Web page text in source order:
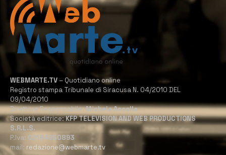
WEBMARTE.TV – Quotidiano online
Registro stampa Tribunale di Siracusa N. 04/2010 DEL
09/04/2010
Direttore Responsabile:Michele Accolla
Società editrice:KFP TELEVISION AND WEB PRODUCTIONS
S.R.L.S.
P.Iva: 02184950893
mail: redazione@webmarte.tv